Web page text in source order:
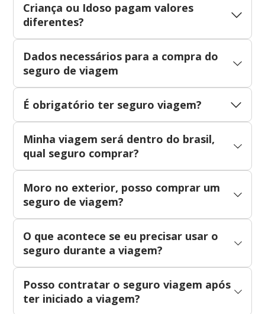
Criança ou Idoso pagam valores
diferentes?
Dados necessários para a compra do
seguro de viagem
É obrigatório ter seguro viagem?
Minha viagem será dentro do brasil,
qual seguro comprar?
Moro no exterior, posso comprar um
seguro de viagem?
O que acontece se eu precisar usar o
seguro durante a viagem?
Posso contratar o seguro viagem após
ter iniciado a viagem?